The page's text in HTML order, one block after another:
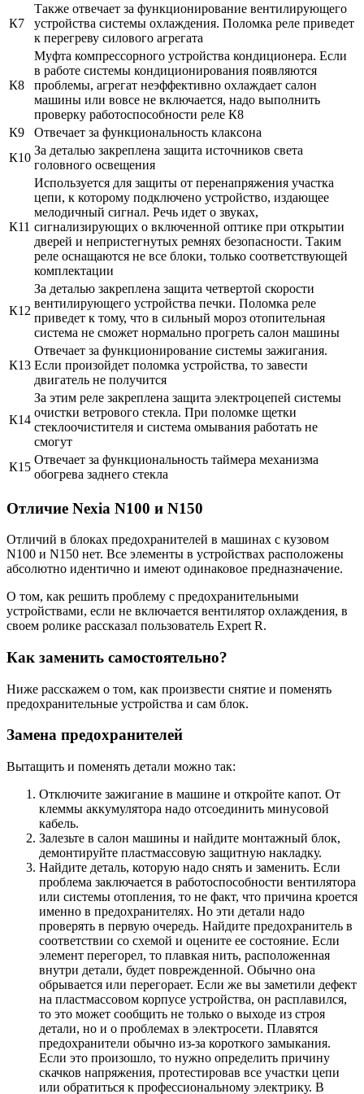
К7
Также отвечает за функционирование вентилирующего
устройства системы охлаждения. Поломка реле приведет
к перегреву силового агрегата
К8
Муфта компрессорного устройства кондиционера. Если
в работе системы кондиционирования появляются
проблемы, агрегат неэффективно охлаждает салон
машины или вовсе не включается, надо выполнить
проверку работоспособности реле К8
К9
Отвечает за функциональность клаксона
К10
За деталью закреплена защита источников света
головного освещения
К11
Используется для защиты от перенапряжения участка
цепи, к которому подключено устройство, издающее
мелодичный сигнал. Речь идет о звуках,
сигнализирующих о включенной оптике при открытии
дверей и непристегнутых ремнях безопасности. Таким
реле оснащаются не все блоки, только соответствующей
комплектации
К12
За деталью закреплена защита четвертой скорости
вентилирующего устройства печки. Поломка реле
приведет к тому, что в сильный мороз отопительная
система не сможет нормально прогреть салон машины
К13
Отвечает за функционирование системы зажигания.
Если произойдет поломка устройства, то завести
двигатель не получится
К14
За этим реле закреплена защита электроцепей системы
очистки ветрового стекла. При поломке щетки
стеклоочистителя и система омывания работать не
смогут
К15
Отвечает за функциональность таймера механизма
обогрева заднего стекла
Отличие Nexia N100 и N150
Отличий в блоках предохранителей в машинах с кузовом
N100 и N150 нет. Все элементы в устройствах расположены
абсолютно идентично и имеют одинаковое предназначение.
О том, как решить проблему с предохранительными
устройствами, если не включается вентилятор охлаждения, в
своем ролике рассказал пользователь Expert R.
Как заменить самостоятельно?
Ниже расскажем о том, как произвести снятие и поменять
предохранительные устройства и сам блок.
Замена предохранителей
Вытащить и поменять детали можно так:
Отключите зажигание в машине и откройте капот. От
клеммы аккумулятора надо отсоединить минусовой
кабель.
Залезьте в салон машины и найдите монтажный блок,
демонтируйте пластмассовую защитную накладку.
Найдите деталь, которую надо снять и заменить. Если
проблема заключается в работоспособности вентилятора
или системы отопления, то не факт, что причина кроется
именно в предохранителях. Но эти детали надо
проверять в первую очередь. Найдите предохранитель в
соответствии со схемой и оцените ее состояние. Если
элемент перегорел, то плавкая нить, расположенная
внутри детали, будет поврежденной. Обычно она
обрывается или перегорает. Если же вы заметили дефект
на пластмассовом корпусе устройства, он расплавился,
то это может сообщить не только о выходе из строя
детали, но и о проблемах в электросети. Плавятся
предохранители обычно из-за короткого замыкания.
Если это произошло, то нужно определить причину
скачков напряжения, протестировав все участки цепи
или обратиться к профессиональному электрику. В